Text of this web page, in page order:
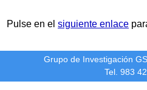
Pulse en el siguiente enlace
Grupo de Investigación
Tel. 983 42